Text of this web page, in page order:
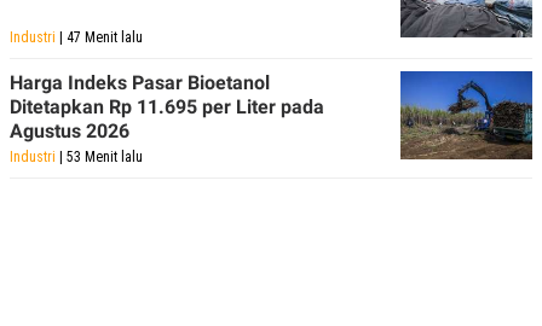
Industri | 47 Menit lalu
Harga Indeks Pasar Bioetanol
Ditetapkan Rp 11.695 per Liter pada
Agustus 2026
Industri | 53 Menit lalu